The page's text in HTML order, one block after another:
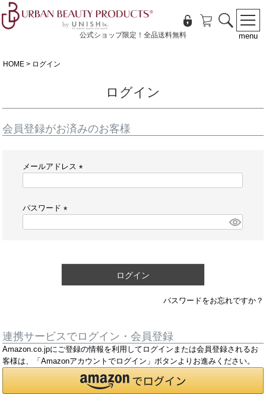
menu
公式ショップ限定！全品送料無料
HOME ログイン
ログイン
会員登録がお済みのお客様
メールアドレス
)
パスワード
ログイン
パスワードをお忘れですか？
連携サービスでログイン・会員登録
Amazon.co.jpにご登録の情報を利用してログインまたは会員登録されるお
客様は、「Amazonアカウントでログイン」ボタンよりお進みください。